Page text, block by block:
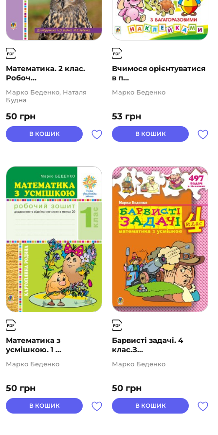
Математика. 2 клас.
Робоч...
50 грн
Марко Беденко, Наталя
Будна
В КОШИК
Вчимося орієнтуватися
в п...
53 грн
Марко Беденко
В КОШИК
Математика з
усмішкою. 1 ...
50 грн
Марко Беденко
В КОШИК
Барвисті задачі. 4
клас.З...
50 грн
Марко Беденко
В КОШИК